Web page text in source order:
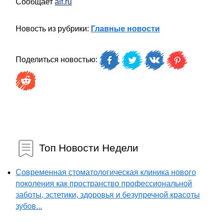
Сообщает aif.ru
Новость из рубрики: Главные новости
Поделиться новостью:
Топ Новости Недели
Современная стоматологическая клиника нового
поколения как пространство профессиональной
заботы, эстетики, здоровья и безупречной красоты
зубов...